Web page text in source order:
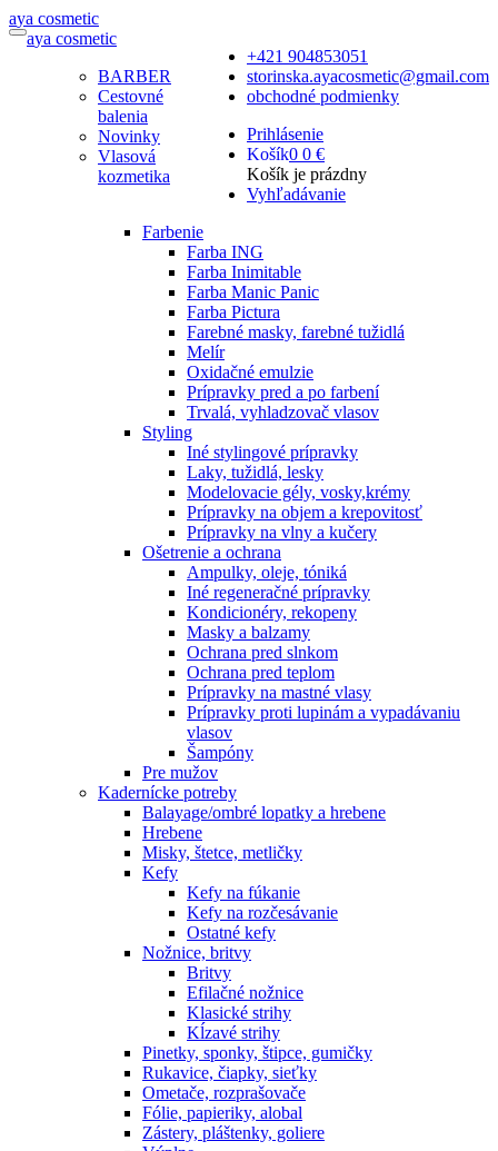
aya cosmetic
+421 904853051
storinska.ayacosmetic@gmail.com
obchodné podmienky
Prihlásenie
Košík0 0 €
Košík je prázdny
Vyhľadávanie
aya cosmetic
BARBER
Cestovné
balenia
Novinky
Vlasová
kozmetika
Farbenie
Farba ING
Farba Inimitable
Farba Manic Panic
Farba Pictura
Farebné masky, farebné tužidlá
Melír
Oxidačné emulzie
Prípravky pred a po farbení
Trvalá, vyhladzovač vlasov
Styling
Iné stylingové prípravky
Laky, tužidlá, lesky
Modelovacie gély, vosky,krémy
Prípravky na objem a krepovitosť
Prípravky na vlny a kučery
Ošetrenie a ochrana
Ampulky, oleje, tóniká
Iné regeneračné prípravky
Kondicionéry, rekopeny
Masky a balzamy
Ochrana pred slnkom
Ochrana pred teplom
Prípravky na mastné vlasy
Prípravky proti lupinám a vypadávaniu
vlasov
Šampóny
Pre mužov
Kadernícke potreby
Balayage/ombré lopatky a hrebene
Hrebene
Misky, štetce, metličky
Kefy
Kefy na fúkanie
Kefy na rozčesávanie
Ostatné kefy
Nožnice, britvy
Britvy
Efilačné nožnice
Klasické strihy
Kĺzavé strihy
Pinetky, sponky, štipce, gumičky
Rukavice, čiapky, sieťky
Ometače, rozprašovače
Fólie, papieriky, alobal
Zástery, pláštenky, goliere